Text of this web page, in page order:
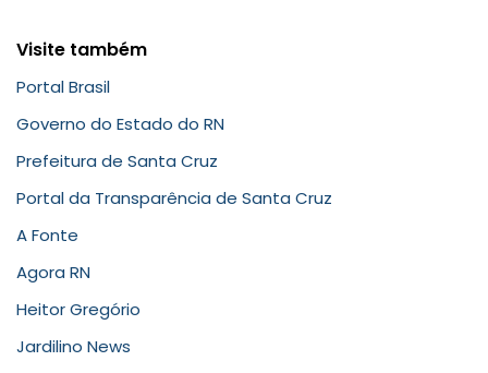
Visite também
Portal Brasil
Governo do Estado do RN
Prefeitura de Santa Cruz
Portal da Transparência de Santa Cruz
A Fonte
Agora RN
Heitor Gregório
Jardilino News